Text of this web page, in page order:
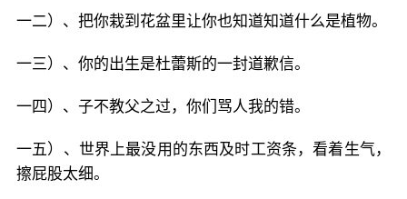
一二）、把你栽到花盆里让你也知道知道什么是植物。
一三）、你的出生是杜蕾斯的一封道歉信。
一四）、子不教父之过，你们骂人我的错。
一五）、世界上最没用的东西及时工资条，看着生气，
擦屁股太细。